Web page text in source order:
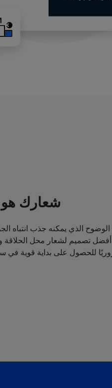
شعارك هو
الذي يمكنه جذب انتباه
تصميم لشعار محل الحلاقة
للحصول على بداية قوية في